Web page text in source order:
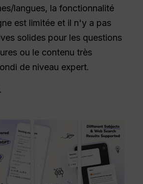
langues, la fonctionnalité
est limitée et il n'y a pas
solides pour les questions
ou le contenu très
de niveau expert.